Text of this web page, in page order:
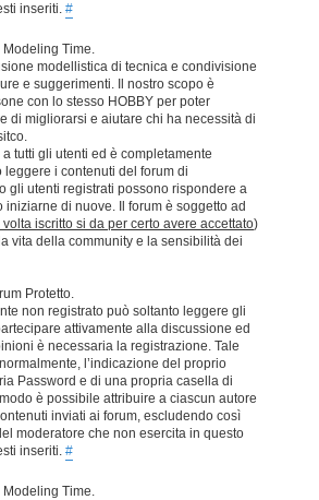
inseriti. #
Modeling Time.
modellistica di tecnica e condivisione
e suggerimenti. Il nostro scopo è
con lo stesso HOBBY per poter
di migliorarsi e aiutare chi ha necessità di
tutti gli utenti ed è completamente
i contenuti del forum di
gli utenti registrati possono rispondere a
di nuove. Il forum è soggetto ad
iscritto si da per certo avere accettato)
vita della community e la sensibilità dei
Protetto.
non registrato può soltanto leggere gli
attivamente alla discussione ed
è necessaria la registrazione. Tale
l’indicazione del proprio
Password e di una propria casella di
è possibile attribuire a ciascun autore
inviati ai forum, escludendo così
moderatore che non esercita in questo
inseriti. #
Modeling Time.